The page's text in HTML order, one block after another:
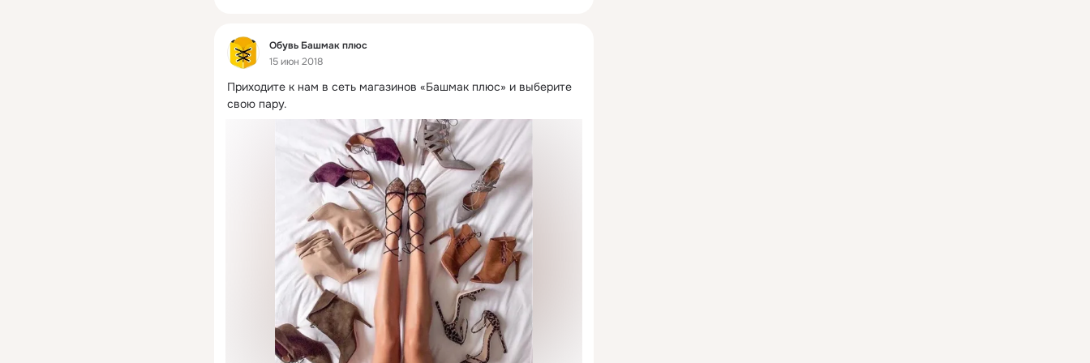
Фид
Обувь Башмак плюс
15 июн 2018
Приходите к нам в сеть магазинов «Башмак плюс» и выберите
свою пару.